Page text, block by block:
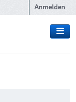
Anmelden